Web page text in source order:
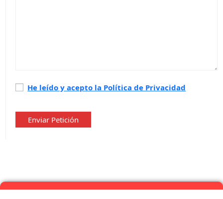
Política
privacidad*
He leído y acepto la Política de Privacidad
Enviar Petición